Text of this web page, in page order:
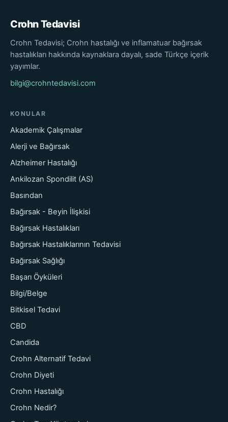
Crohn Tedavisi
Crohn Tedavisi; Crohn hastalığı ve inflamatuar bağırsak
hastalıkları hakkında kaynaklara dayalı, sade Türkçe içerik
yayımlar.
bilgi@crohntedavisi.com
KONULAR
Akademik Çalışmalar
Alerji ve Bağırsak
Alzheimer Hastalığı
Ankilozan Spondilit (AS)
Basından
Bağırsak - Beyin İlişkisi
Bağırsak Hastalıkları
Bağırsak Hastalıklarının Tedavisi
Bağırsak Sağlığı
Başarı Öyküleri
Bilgi/Belge
Bitkisel Tedavi
CBD
Candida
Crohn Alternatif Tedavi
Crohn Diyeti
Crohn Hastalığı
Crohn Nedir?